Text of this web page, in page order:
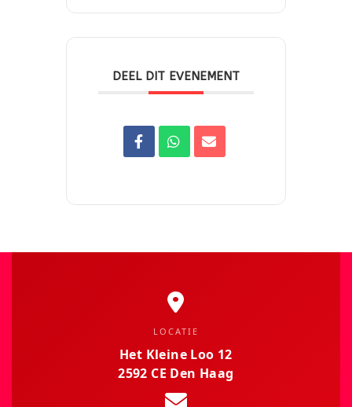
DEEL DIT EVENEMENT
LOCATIE
Het Kleine Loo 12
2592 CE Den Haag